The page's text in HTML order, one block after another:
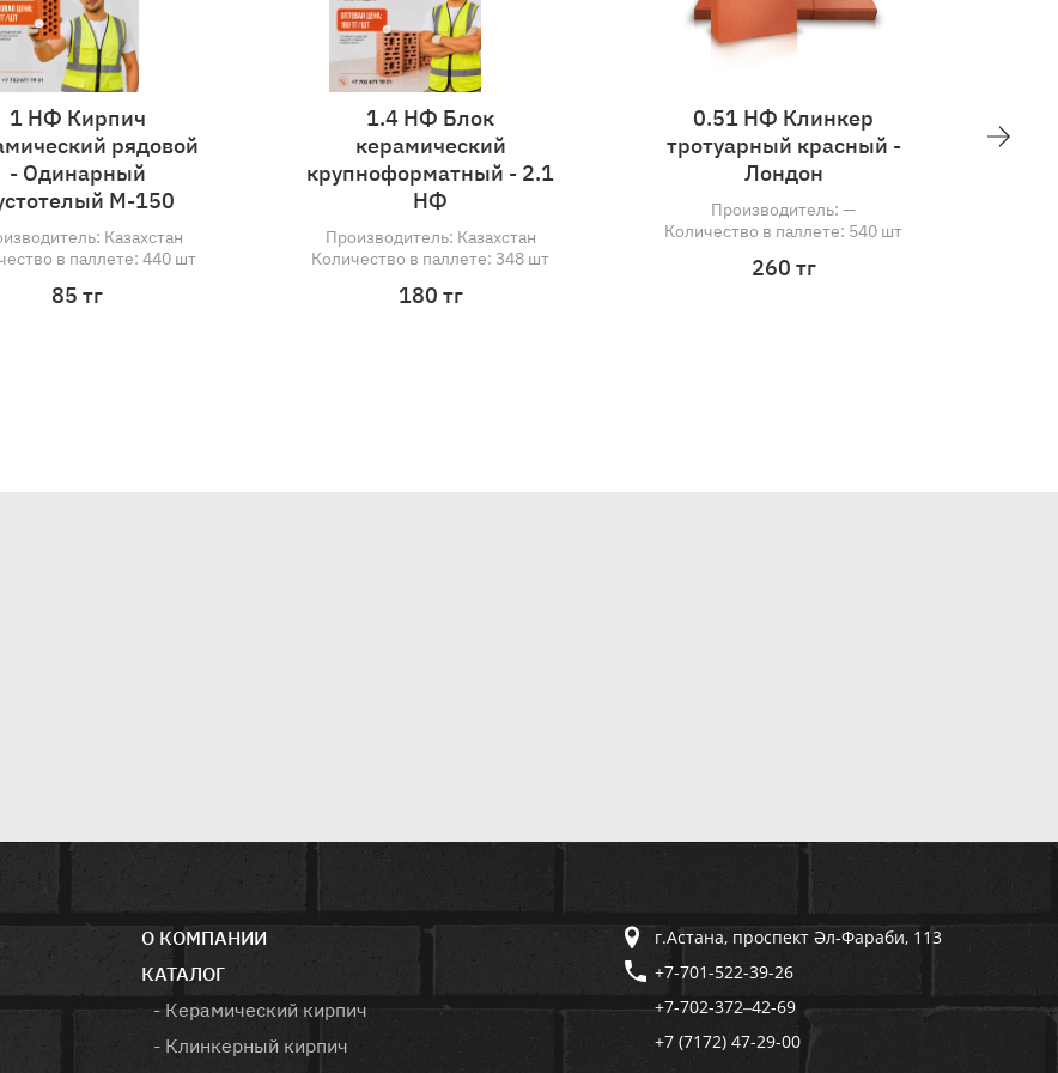
1 НФ Кирпич
керамический рядовой
- Одинарный
пустотелый М-150
Производитель: Казахстан
Количество в паллете: 440 шт
85 тг
1.4 НФ Блок
керамический
крупноформатный - 2.1
Производитель: Казахстан
Количество в паллете: 348 шт
180 тг
0.51 НФ Клинкер
тротуарный красный -
Лондон
Производитель: —
Количество в паллете: 540 шт
260 тг
О КОМПАНИИ
КАТАЛОГ
- Керамический кирпич
- Клинкерный кирпич
г.Астана, проспект Әл-Фараби, 113
+7-701-522-39-26
+7-702-372‒42-69
+7 (7172) 47-29-00